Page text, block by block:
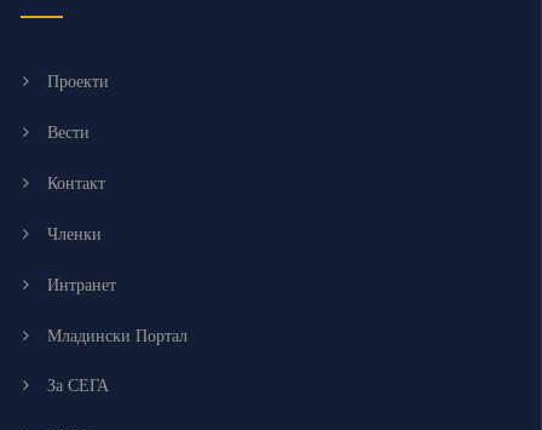
Проекти
Вести
Контакт
Членки
Интранет
Младински Портал
За СЕГА